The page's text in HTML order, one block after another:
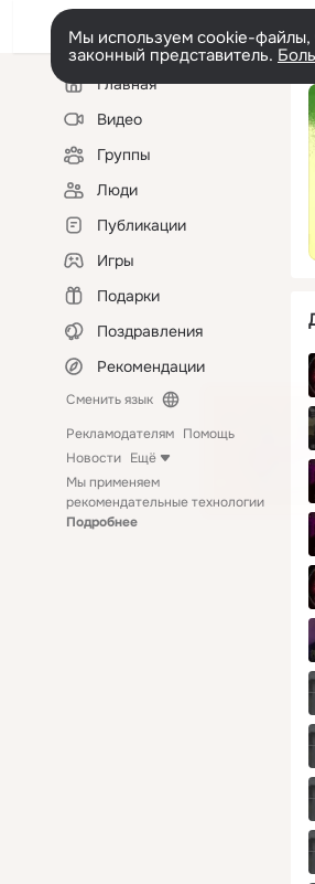
Мы используем cookie-файлы,
законный представитель.
Левая
колонкаГлавная
Видео
Группы
Люди
Публикации
Игры
Подарки
Поздравления
Рекомендации
Сменить язык
Рекламодателям Помощь
Новости Ещё
Мы применяем
рекомендательные технологии
Подробнее